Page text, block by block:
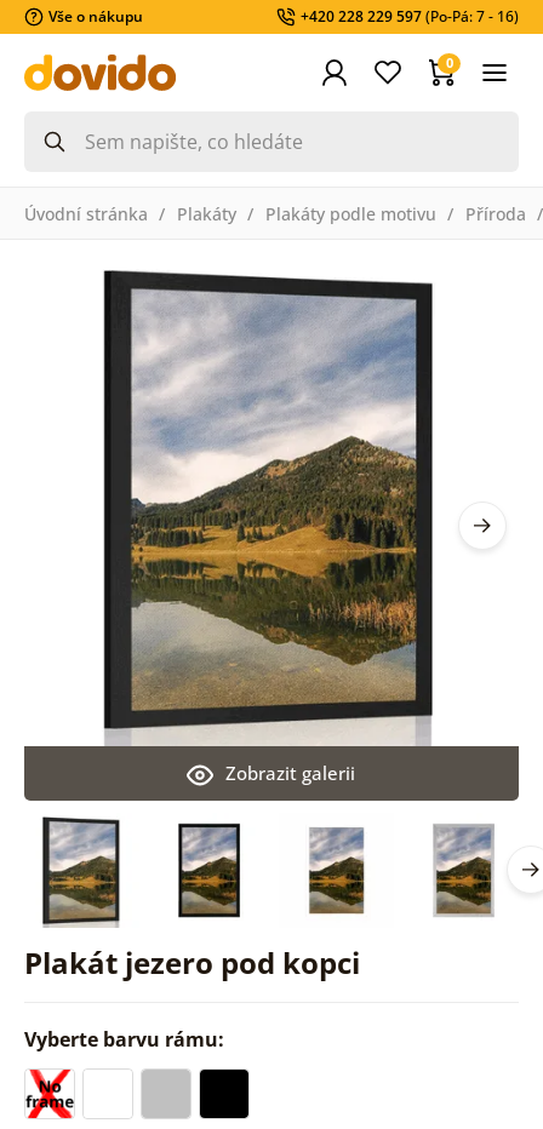
Vše o nákupu +420 228 229 597(Po-Pá: 7 - 16)
0
Úvodní stránka Plakáty Plakáty podle motivu Příroda
Plakát jezero pod kopci
Zobrazit galerii
Vyberte barvu rámu: